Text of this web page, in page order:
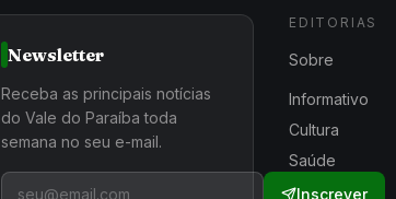
Newsletter
Receba as principais notícias
do Vale do Paraíba toda
semana no seu e-mail.
Inscrever
EDITORIAS
Sobre
Informativo
Cultura
Saúde